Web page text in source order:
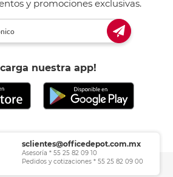
y promociones exclusivas.
nuestra app!
sclientes@officedepot.com.mx
Asesoría * 55 25 82 09 10
Pedidos y cotizaciones * 55 25 82 09 00